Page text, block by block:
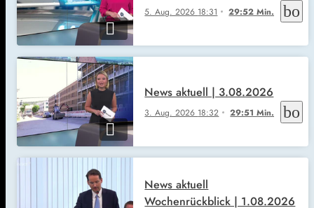
5. Aug. 2026 18:31 29:52 Min.
3. Aug. 2026 18:32 29:51 Min.
News aktuell | 3.08.2026
News aktuell
Wochenrückblick | 1.08.2026